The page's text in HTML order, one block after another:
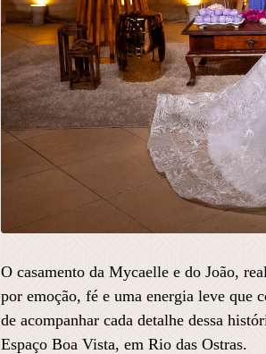
O casamento da Mycaelle e do João,
por emoção, fé e uma energia leve que
de acompanhar cada detalhe dessa
Espaço Boa Vista, em Rio das Ostras.